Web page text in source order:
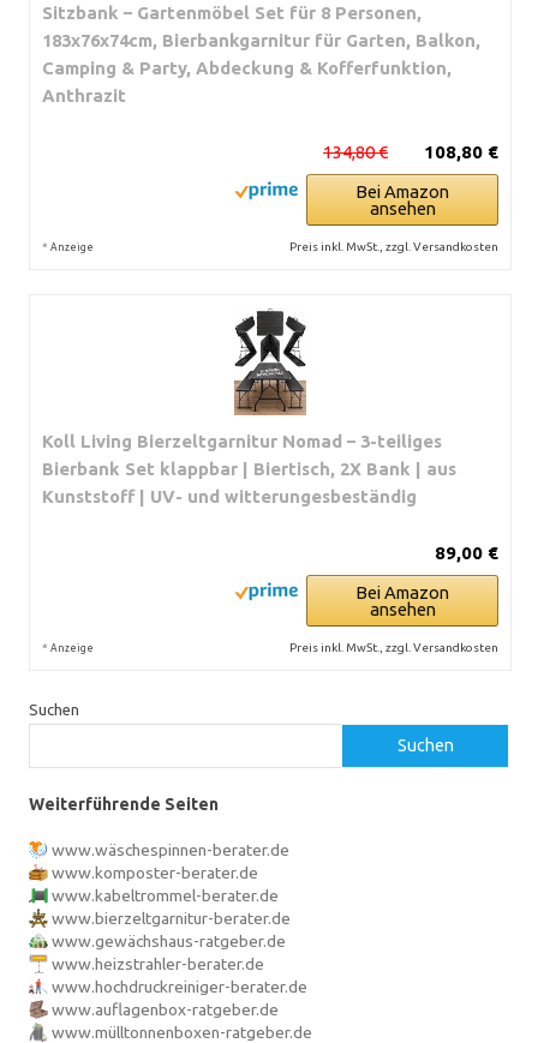
Sitzbank – Gartenmöbel Set für 8 Personen,
183x76x74cm, Bierbankgarnitur für Garten, Balkon,
Camping & Party, Abdeckung & Kofferfunktion,
Anthrazit
108,80 €
134,80 €
Bei Amazon
ansehen
* Anzeige Preis inkl. MwSt., zzgl. Versandkosten
Koll Living Bierzeltgarnitur Nomad – 3-teiliges
Bierbank Set klappbar | Biertisch, 2X Bank | aus
Kunststoff | UV- und witterungesbeständig
89,00 €
Bei Amazon
ansehen
* Anzeige Preis inkl. MwSt., zzgl. Versandkosten
Suchen
Suchen
Weiterführende Seiten
www.wäschespinnen-berater.de
www.komposter-berater.de
www.kabeltrommel-berater.de
www.bierzeltgarnitur-berater.de
www.gewächshaus-ratgeber.de
www.heizstrahler-berater.de
www.hochdruckreiniger-berater.de
www.auflagenbox-ratgeber.de
www.mülltonnenboxen-ratgeber.de